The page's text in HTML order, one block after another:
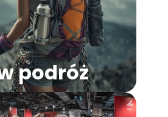
podróż